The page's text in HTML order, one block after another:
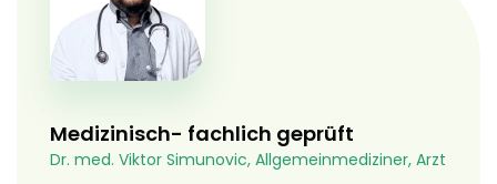
Medizinisch- fachlich geprüft
Dr. med. Viktor Simunovic, Allgemeinmediziner, Arzt